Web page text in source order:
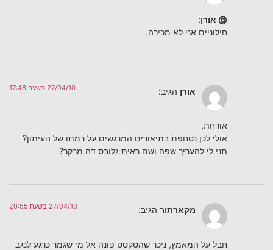
@ אורן:
חילוניים אני לא מכירה.
אורן הגיב: 27/04/10 בשעה 17:46
אורחת,
אולי לכן נסחפת בתיאורים המרגשים על רמתו של העיתון?
תני לי להעריך שפה ושם ראית גלובס דה מרקר?
מקארתור הגיב: 27/04/10 בשעה 20:55
חבל על המאמץ, ניכר שהטקסט פונה אל מי שגמר כרגע לנגב